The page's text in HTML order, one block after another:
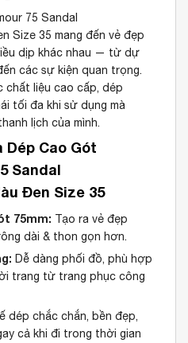
75 Sandal
Size 35 mang đến vẻ đẹp
dịp khác nhau — từ dự
các sự kiện quan trọng.
liệu cao cấp, dép
tối đa khi sử dụng mà
lịch của mình.
Cao Gót
Sandal
Đen Size 35
75mm: Tạo ra vẻ đẹp
dài & thon gọn hơn.
Dễ dàng phối đồ, phù hợp
trang từ trang phục công
dép chắc chắn, bền đẹp,
cả khi đi trong thời gian